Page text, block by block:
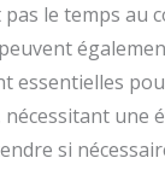
le temps au
une
si